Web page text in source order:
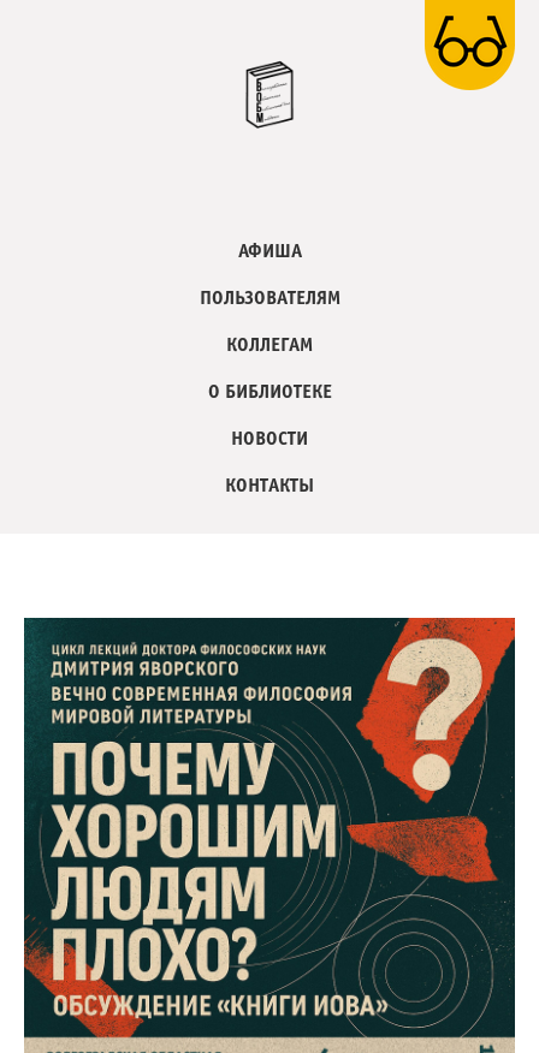
АФИША
ПОЛЬЗОВАТЕЛЯМ
КОЛЛЕГАМ
О БИБЛИОТЕКЕ
НОВОСТИ
КОНТАКТЫ